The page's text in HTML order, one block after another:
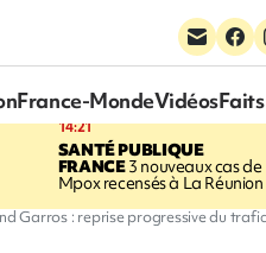
France-MondeVidéos
14:21
SANTÉ PUBLIQUE
FRANCE3 nouveaux cas de
Mpox recensés à La Réunion
Garros : reprise progressive du